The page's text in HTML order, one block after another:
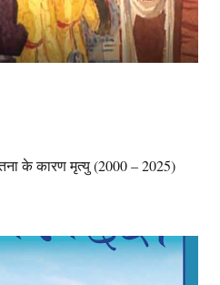
के कारण मृत्यु (2000 – 2025)